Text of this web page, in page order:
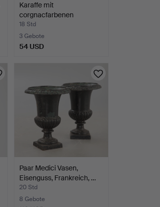
Karaffe mit
corgnacfarbenen
Überfang und S…
18 Std
3 Gebote
54 USD
Paar Medici Vasen,
Eisenguss, Frankreich, …
20 Std
8 Gebote